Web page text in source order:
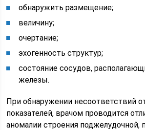
обнаружить размещение;
величину;
очертание;
эхогенность структур;
состояние сосудов,
железы.
При обнаружении несоответствий
показателей, врачом проводится
аномалии строения поджелудочной,